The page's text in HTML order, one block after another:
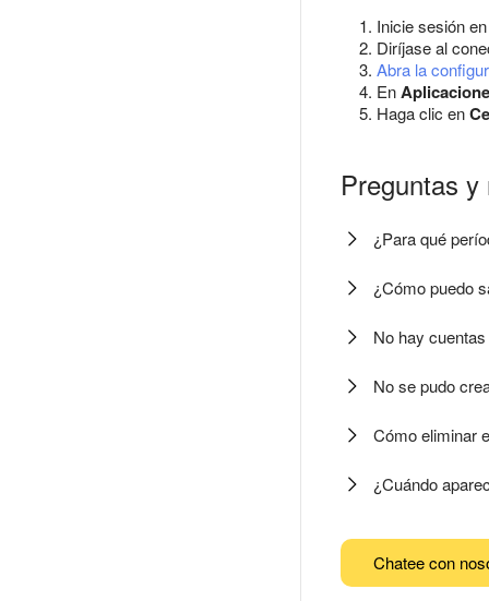
Inicie sesión
Diríjase al
Abra la
En
Haga clic en
Preguntas
¿Para qué
¿Cómo puedo
No hay
No se pudo
Cómo eliminar
¿Cuándo
Chatee con